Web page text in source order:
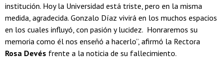
institución. Hoy la Universidad está triste, pero en la misma
medida, agradecida. Gonzalo Díaz vivirá en los muchos espacios
en los cuales influyó, con pasión y lucidez. Honraremos su
memoria como él nos enseñó a hacerlo”, afirmó la Rectora
Rosa Devés frente a la noticia de su fallecimiento.